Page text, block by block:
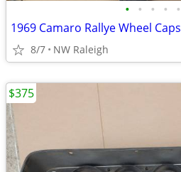
• • • • •
1969 Camaro Rallye Wheel Caps
8/7 NW Raleigh
$375